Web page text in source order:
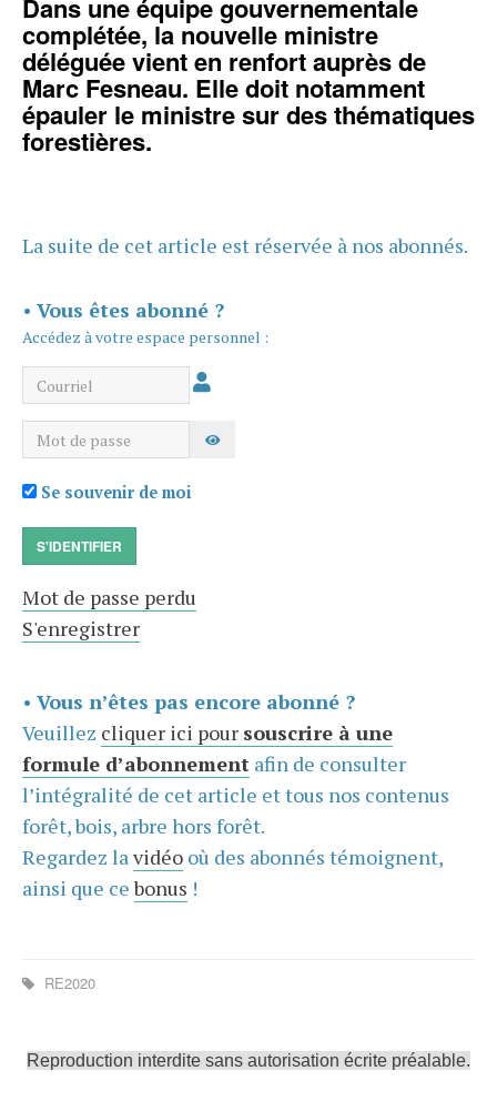
Dans une équipe gouvernementale
complétée, la nouvelle ministre
déléguée vient en renfort auprès de
Marc Fesneau. Elle doit notamment
épauler le ministre sur des thématiques
forestières.
La suite de cet article est réservée à nos abonnés.
• Vous êtes abonné ?
Accédez à votre espace personnel :
Courriel
Mot de passe AFFICHER LE MOT DE PASSE
Se souvenir de moi
S'IDENTIFIER
Mot de passe perdu
S'enregistrer
• Vous n’êtes pas encore abonné ?
Veuillez cliquer ici pour souscrire à une
formule d’abonnement afin de consulter
l’intégralité de cet article et tous nos contenus
forêt, bois, arbre hors forêt.
Regardez lavidéo où des abonnés témoignent,
ainsi que cebonus !
RE2020
Reproduction interdite sans autorisation écrite préalable.